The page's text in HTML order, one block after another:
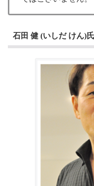
石田 健 (いしだ けん)